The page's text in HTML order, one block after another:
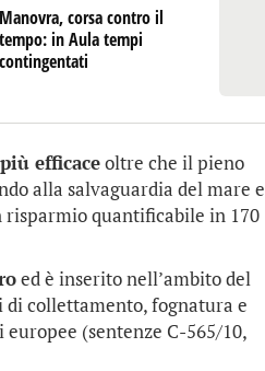
Manovra, corsa contro il
tempo: in Aula tempi
contingentati
efficaceoltre che il pieno
alla salvaguardia del mare e
risparmio quantificabile in 170
ed è inserito nell’ambito del
collettamento, fognatura e
(sentenze C-565/10,